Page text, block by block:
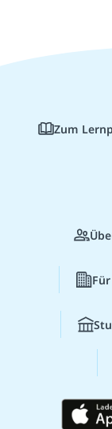
Zum